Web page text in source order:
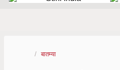
बातम्या